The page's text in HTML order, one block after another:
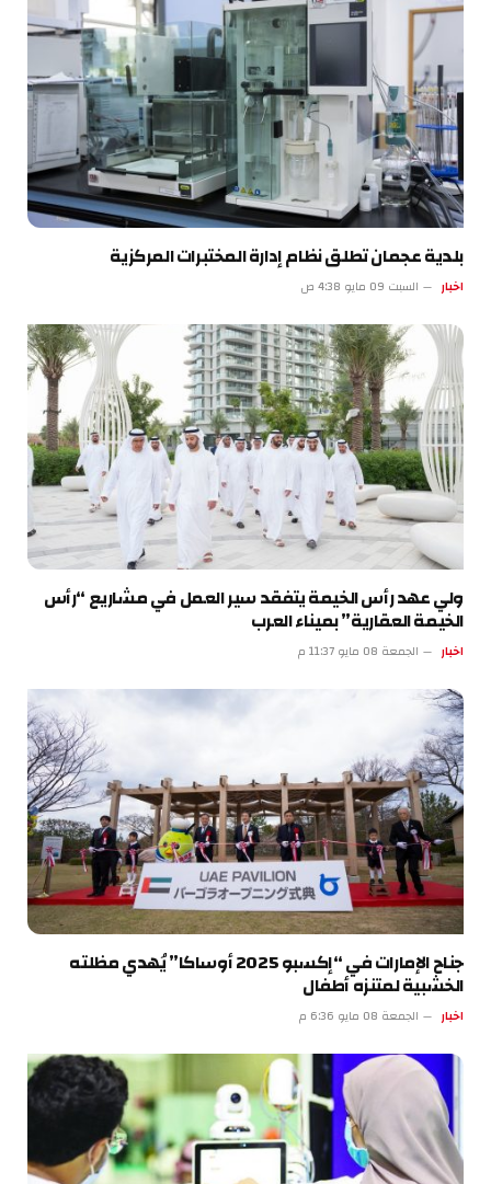
بلدية عجمان تطلق نظام إدارة المختبرات المركزية
اخبار السبت 09 مايو 4:38 ص
ولي عهد رأس الخيمة يتفقد سير العمل في مشاريع “رأس
الخيمة العقارية” بميناء العرب
اخبار الجمعة 08 مايو 11:37 م
جناح الإمارات في “إكسبو 2025 أوساكا” يُهدي مظلته
الخشبية لمتنزه أطفال
اخبار الجمعة 08 مايو 6:36 م